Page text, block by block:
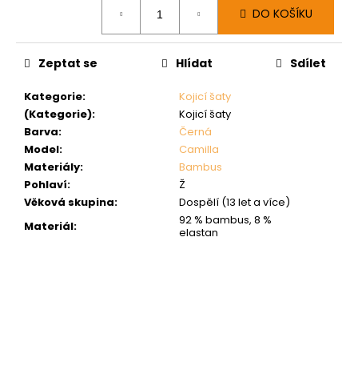
DO KOŠÍKU
Kategorie:
Kojicí šaty
(Kategorie):
Kojicí šaty
Barva:
Černá
Model:
Camilla
Materiály:
Bambus
Pohlaví:
Ž
Věková skupina:
Dospělí (13 let a více)
Materiál:
92 % bambus, 8 %
elastan
Zeptat se Hlídat Sdílet